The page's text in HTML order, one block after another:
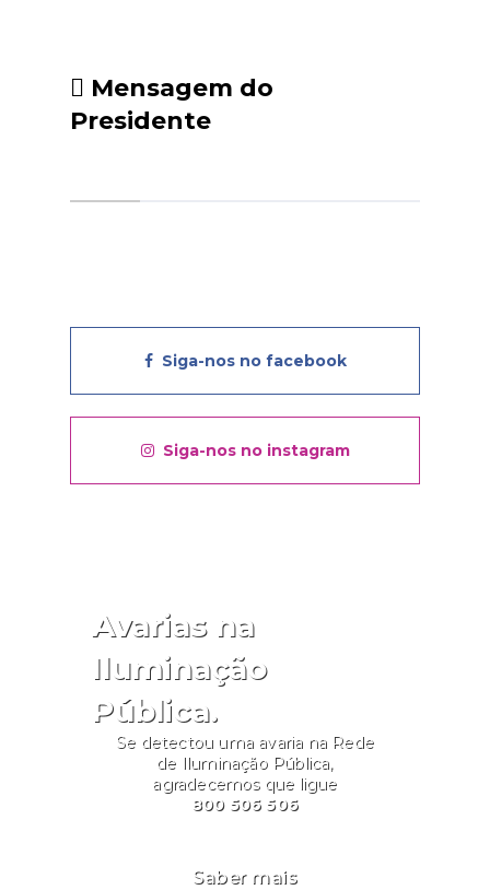
Mensagem do
Presidente
Siga-nos no facebook
Siga-nos no instagram
Avarias na
Iluminação
Pública.
Se detectou uma avaria na Rede
de Iluminação Pública,
agradecemos que ligue
800 506 506
Saber mais